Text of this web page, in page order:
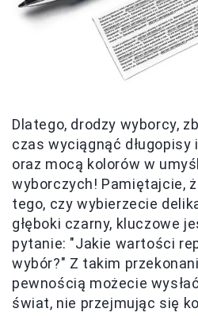
Dlatego, drodzy wyborcy,
czas wyciągnąć długopisy
oraz mocą kolorów w
wyborczych! Pamiętajcie,
tego, czy wybierzecie
głęboki czarny, kluczowe
pytanie: "Jakie wartości
wybór?" Z takim
pewnością możecie
świat, nie przejmując się